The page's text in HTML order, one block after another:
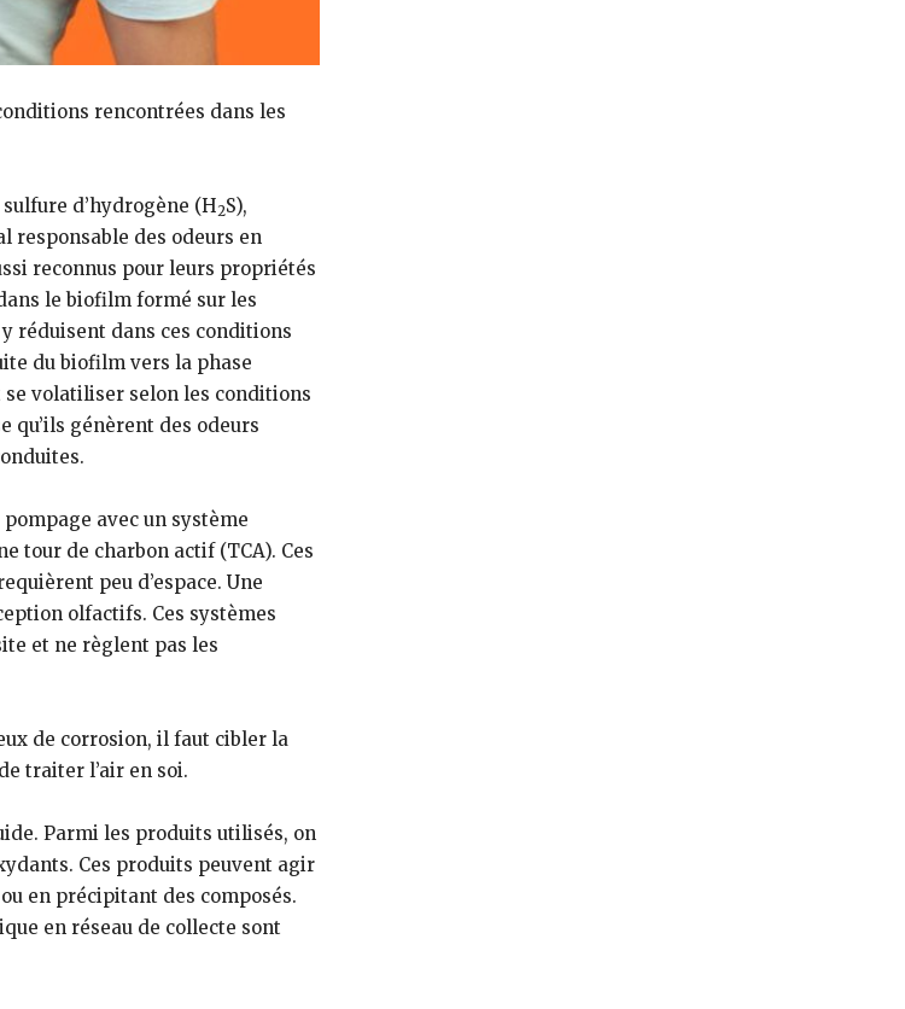
rencontrées dans les
d’hydrogène (H2S),
responsable des odeurs en
reconnus pour leurs propriétés
le biofilm formé sur les
réduisent dans ces conditions
du biofilm vers la phase
se volatiliser selon les conditions
qu’ils génèrent des odeurs
avec un système
tour de charbon actif (TCA). Ces
peu d’espace. Une
olfactifs. Ces systèmes
et ne règlent pas les
de corrosion, il faut cibler la
traiter l’air en soi.
Parmi les produits utilisés, on
Ces produits peuvent agir
en précipitant des composés.
en réseau de collecte sont